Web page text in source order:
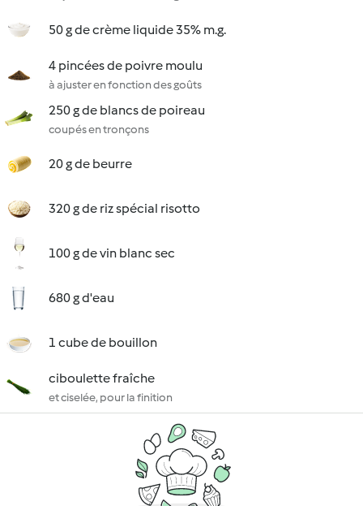
50 g de crème liquide 35% m.g.
4 pincées de poivre moulu
à ajuster en fonction des goûts
250 g de blancs de poireau
coupés en tronçons
20 g de beurre
320 g de riz spécial risotto
100 g de vin blanc sec
680 g d'eau
1 cube de bouillon
ciboulette fraîche
et ciselée, pour la finition